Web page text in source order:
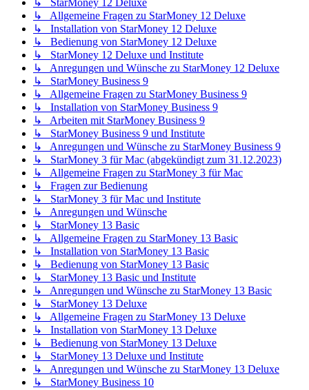
↳ StarMoney 12 Deluxe
↳ Allgemeine Fragen zu StarMoney 12 Deluxe
↳ Installation von StarMoney 12 Deluxe
↳ Bedienung von StarMoney 12 Deluxe
↳ StarMoney 12 Deluxe und Institute
↳ Anregungen und Wünsche zu StarMoney 12 Deluxe
↳ StarMoney Business 9
↳ Allgemeine Fragen zu StarMoney Business 9
↳ Installation von StarMoney Business 9
↳ Arbeiten mit StarMoney Business 9
↳ StarMoney Business 9 und Institute
↳ Anregungen und Wünsche zu StarMoney Business 9
↳ StarMoney 3 für Mac (abgekündigt zum 31.12.2023)
↳ Allgemeine Fragen zu StarMoney 3 für Mac
↳ Fragen zur Bedienung
↳ StarMoney 3 für Mac und Institute
↳ Anregungen und Wünsche
↳ StarMoney 13 Basic
↳ Allgemeine Fragen zu StarMoney 13 Basic
↳ Installation von StarMoney 13 Basic
↳ Bedienung von StarMoney 13 Basic
↳ StarMoney 13 Basic und Institute
↳ Anregungen und Wünsche zu StarMoney 13 Basic
↳ StarMoney 13 Deluxe
↳ Allgemeine Fragen zu StarMoney 13 Deluxe
↳ Installation von StarMoney 13 Deluxe
↳ Bedienung von StarMoney 13 Deluxe
↳ StarMoney 13 Deluxe und Institute
↳ Anregungen und Wünsche zu StarMoney 13 Deluxe
↳ StarMoney Business 10